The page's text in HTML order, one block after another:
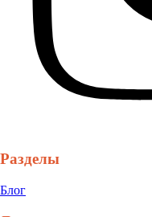
Разделы
Блог